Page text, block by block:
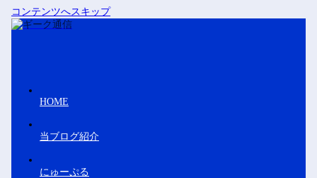
コンテンツへスキップ
HOME
当ブログ紹介
にゅーぷる